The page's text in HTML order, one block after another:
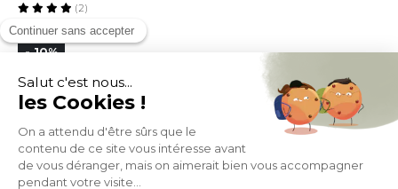
Expedié en 24h/72h
(2)
- 10%
98,99 109,99